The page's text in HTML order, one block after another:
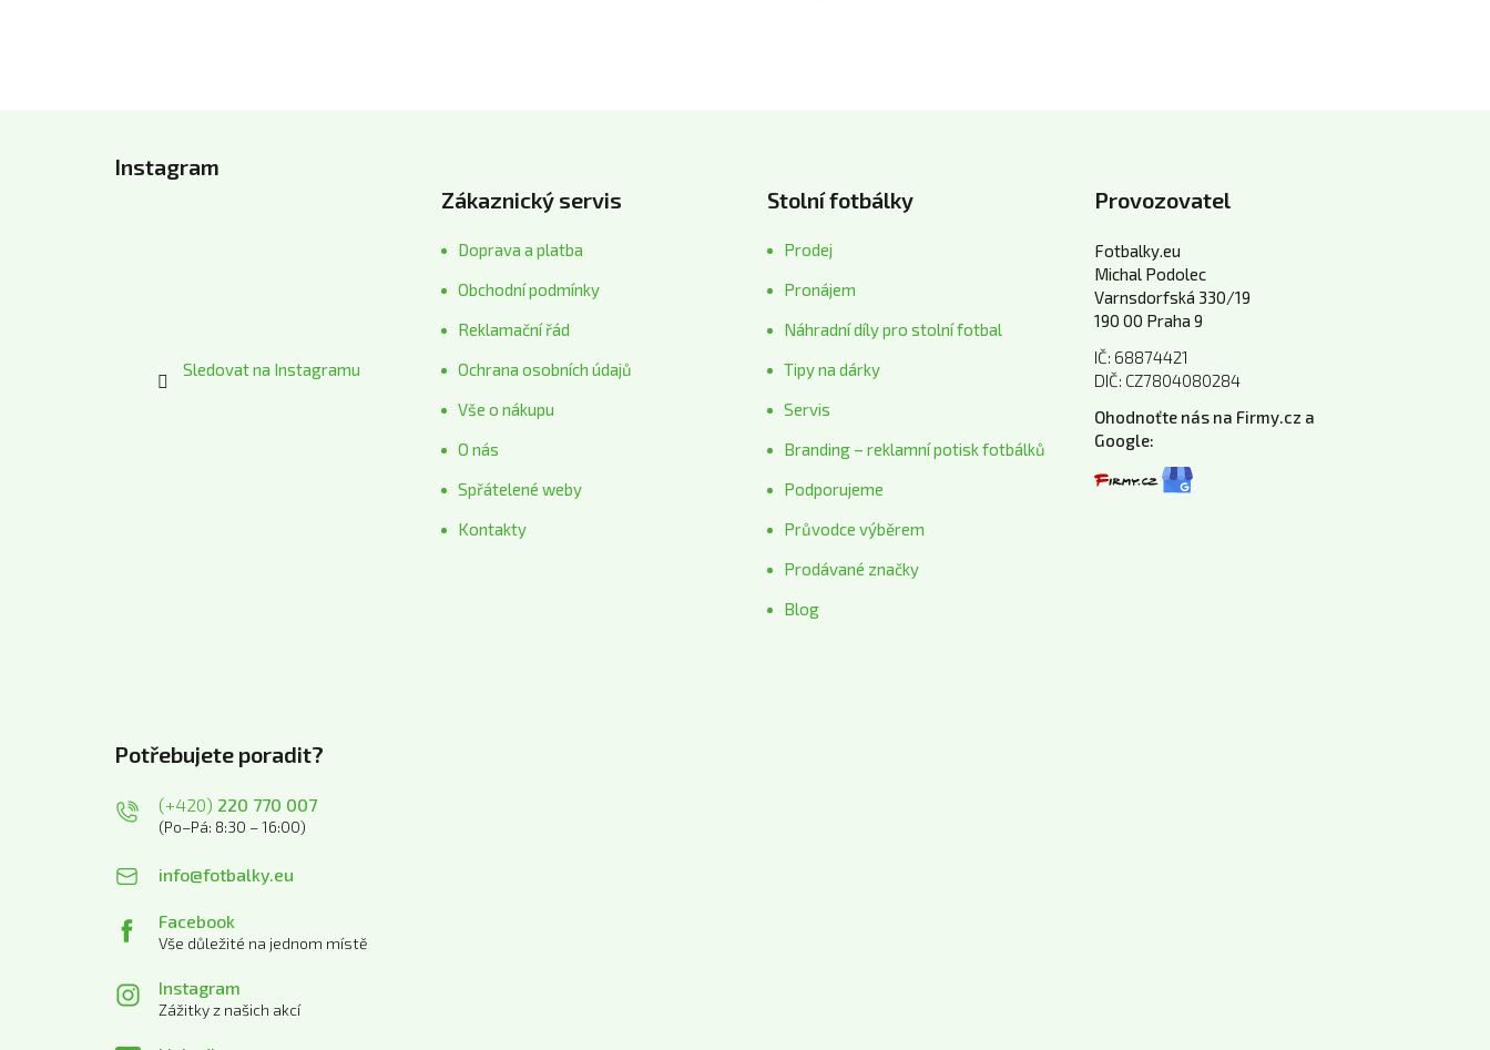
Instagram
Sledovat na Instagramu
Zákaznický servis
Doprava a platba
Obchodní podmínky
Reklamační řád
Ochrana osobních údajů
Vše o nákupu
O nás
Spřátelené weby
Kontakty
Stolní fotbálky
Prodej
Pronájem
Náhradní díly pro stolní fotbal
Tipy na dárky
Servis
Branding – reklamní potisk fotbálků
Podporujeme
Průvodce výběrem
Prodávané značky
Blog
Provozovatel
Fotbalky.eu
Michal Podolec
Varnsdorfská 330/19
190 00 Praha 9
IČ: 68874421
DIČ: CZ7804080284
Ohodnoťte nás na Firmy.cz a
Google:
Potřebujete poradit?
(+420) 220 770 007
(Po–Pá: 8:30 – 16:00)
info@fotbalky.eu
Facebook
Vše důležité na jednom místě
Instagram
Zážitky z našich akcí